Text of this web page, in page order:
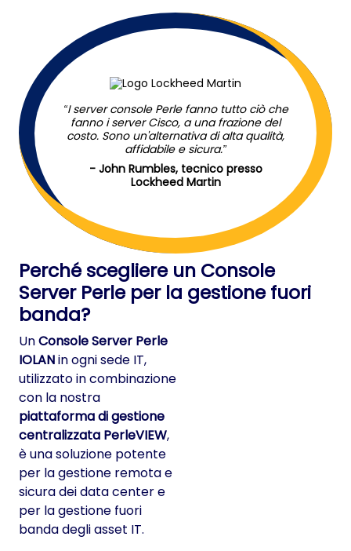
I server console Perle fanno tutto ciò che
fanno i server Cisco, a una frazione del
costo. Sono un'alternativa di alta qualità,
affidabile e sicura.
- John Rumbles, tecnico presso
Lockheed Martin
Perché scegliere un Console
Server Perle per la gestione fuori
banda?
UnConsole Server Perle
IOLANin ogni sede IT,
utilizzato in combinazione
con la nostra
piattaforma di gestione
centralizzata PerleVIEW,
è una soluzione potente
per la gestione remota e
sicura dei data center e
per la gestione fuori
banda degli asset IT.